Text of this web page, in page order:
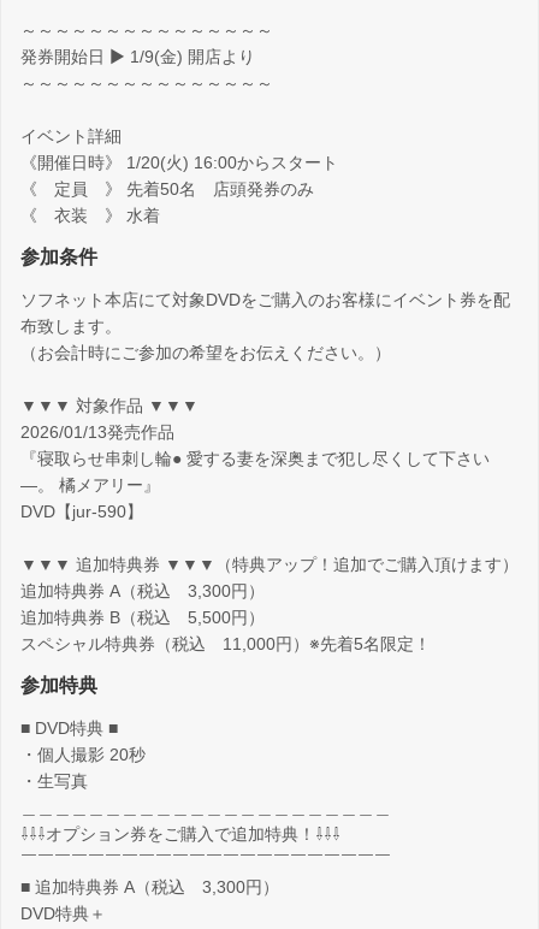
～～～～～～～～～～～～～～～
発券開始日 ▶ 1/9(金) 開店より
～～～～～～～～～～～～～～～
イベント詳細
《開催日時》 1/20(火) 16:00からスタート
《 定員 》 先着50名 店頭発券のみ
《 衣装 》 水着
参加条件
ソフネット本店にて対象DVDをご購入のお客様にイベント券を配
布致します。
（お会計時にご参加の希望をお伝えください。）
▼▼▼ 対象作品 ▼▼▼
2026/01/13発売作品
『寝取らせ串刺し輪● 愛する妻を深奥まで犯し尽くして下さい
―。 橘メアリー』
DVD【jur-590】
▼▼▼ 追加特典券 ▼▼▼（特典アップ！追加でご購入頂けます）
追加特典券 A（税込 3,300円）
追加特典券 B（税込 5,500円）
スペシャル特典券（税込 11,000円）※先着5名限定！
参加特典
■ DVD特典 ■
・個人撮影 20秒
・生写真
⇩⇩⇩オプション券をご購入で追加特典！⇩⇩⇩
￣￣￣￣￣￣￣￣￣￣￣￣￣￣￣￣￣￣￣￣￣￣
■ 追加特典券 A（税込 3,300円）
DVD特典＋